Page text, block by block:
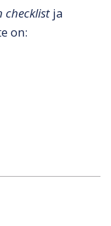
ja
on: